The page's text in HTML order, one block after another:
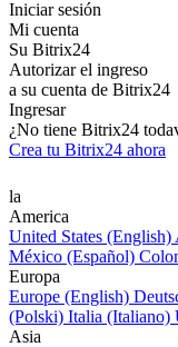
Iniciar sesión
Mi cuenta
Su Bitrix24
Autorizar el ingreso
a su cuenta de Bitrix24
Ingresar
¿No tiene Bitrix24
Crea tu Bitrix24 ahora
la
America
United States (English)
México (Español)
Europa
Europe (English)
(Polski) Italia (Italiano)
Asia